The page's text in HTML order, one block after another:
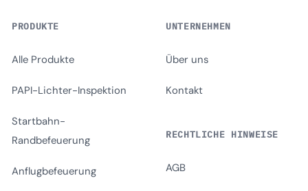
PRODUKTE
Alle Produkte
PAPI-Lichter-Inspektion
Startbahn-
Randbefeuerung
Anflugbefeuerung
UNTERNEHMEN
Über uns
Kontakt
RECHTLICHE HINWEISE
AGB